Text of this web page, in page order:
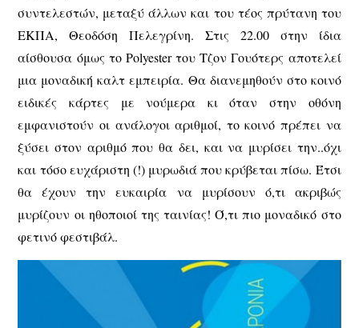
συντελεστών, μεταξύ άλλων και του τέος πρύτανη του
ΕΚΠΑ, Θεοδόση Πελεγρίνη. Στις 22.00 στην ίδια
αίσθουσα όμως το Polyester του Τζον Γουότερς αποτελεί
μια μοναδική καλτ εμπειρία. Θα διανεμηθούν στο κοινό
ειδικές κάρτες με νούμερα κι όταν στην οθόνη
εμφανιστούν οι ανάλογοι αριθμοί, το κοινό πρέπει να
ξύσει στον αριθμό που θα δει, και να μυρίσει την..όχι
και τόσο ευχάριστη (!) μυρωδιά που κρύβεται πίσω. Έτσι
θα έχουν την ευκαιρία να μυρίσουν ό,τι ακριβώς
μυρίζουν οι ηθοποιοί της ταινίας! Ό,τι πιο μοναδικό στο
φετινό φεστιβάλ.